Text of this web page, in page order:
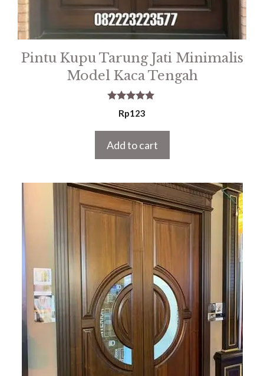
Pintu Kupu Tarung Jati Minimalis
Model Kaca Tengah
5.00
out of 5
Rp123
Add to cart